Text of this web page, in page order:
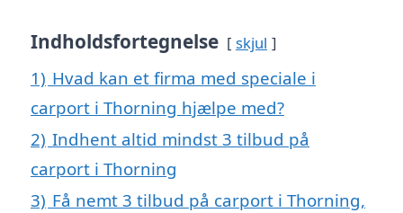
Indholdsfortegnelse skjul
1) Hvad kan et firma med speciale i
carport i Thorning hjælpe med?
2) Indhent altid mindst 3 tilbud på
carport i Thorning
3) Få nemt 3 tilbud på carport i Thorning,